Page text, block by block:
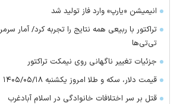
انیمیشن «یارپ» وارد فاز تولید شد
تراکتور با ربیعی همه نتایج را تجربه کرد/ آمار
تی‌تی‌ها
جزئیات تغییر ناگهانی روی نیمکت تراکتور
قیمت دلار، سکه و طلا امروز یکشنبه ۱۴۰۵/۰۵/۱۸
قتل بر سر اختلافات خانوادگی در اسلام آبادغرب